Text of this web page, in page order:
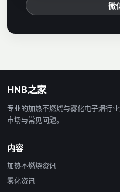
微
HNB之家
专业的加热不燃烧与雾化电子烟行
市场与常见问题。
内容
加热不燃烧资讯
雾化资讯